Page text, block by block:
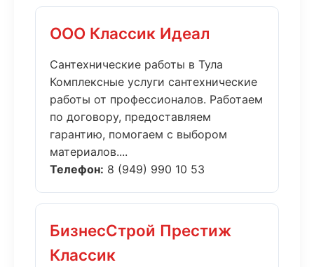
ООО Классик Идеал
Сантехнические работы в Тула
Комплексные услуги сантехнические
работы от профессионалов. Работаем
по договору, предоставляем
гарантию, помогаем с выбором
материалов....
Телефон: 8 (949) 990 10 53
БизнесСтрой Престиж
Классик